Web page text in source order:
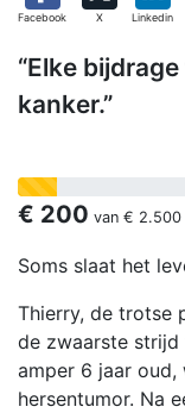
Facebook X Linkedin
“Elke
kanker.”
€ 200 van € 2.500
Soms slaat het
Thierry, de trotse
de zwaarste strijd
amper 6 jaar
hersentumor. Na